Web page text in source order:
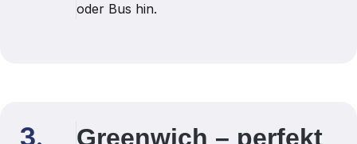
oder Bus hin.
3.
Greenwich – perfekt